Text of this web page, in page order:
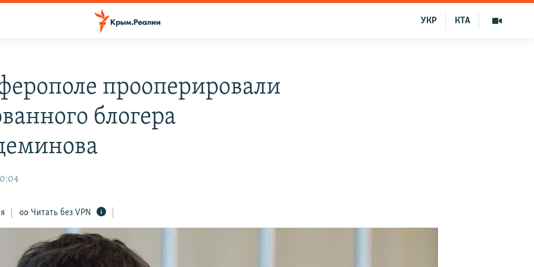
КТА
УКР
прооперировали
блогера
Читать без VPN